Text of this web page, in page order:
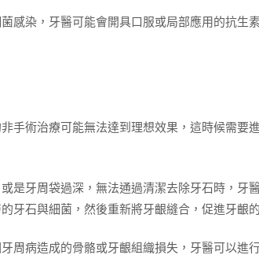
菌感染，牙醫可能會開具口服或局部應用的抗生
手術治療可能無法達到理想效果，這時候需要
是牙周袋過深，無法通過清潔去除牙石時，牙
牙石與細菌，然後重新將牙齦縫合，促進牙齦
牙周病造成的骨骼或牙齦組織損失，牙醫可以進